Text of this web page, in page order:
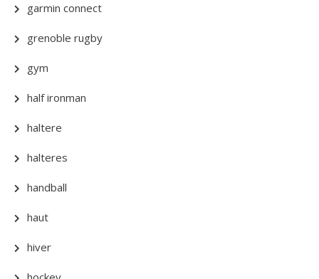
garmin connect
grenoble rugby
gym
half ironman
haltere
halteres
handball
haut
hiver